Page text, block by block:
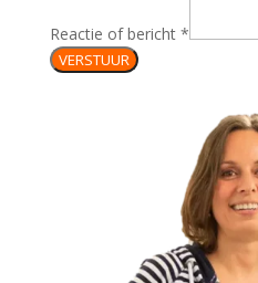
Reactie of bericht *
VERSTUUR